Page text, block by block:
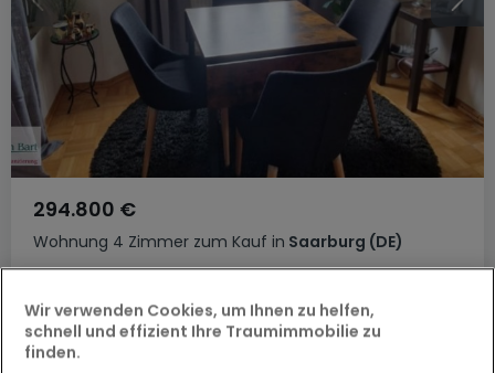
Wohnung 4 Zimmer zum Kauf in Saarburg (DE)
294.800 €
Wir verwenden Cookies, um Ihnen zu helfen,
schnell und effizient Ihre Traumimmobilie zu
finden.